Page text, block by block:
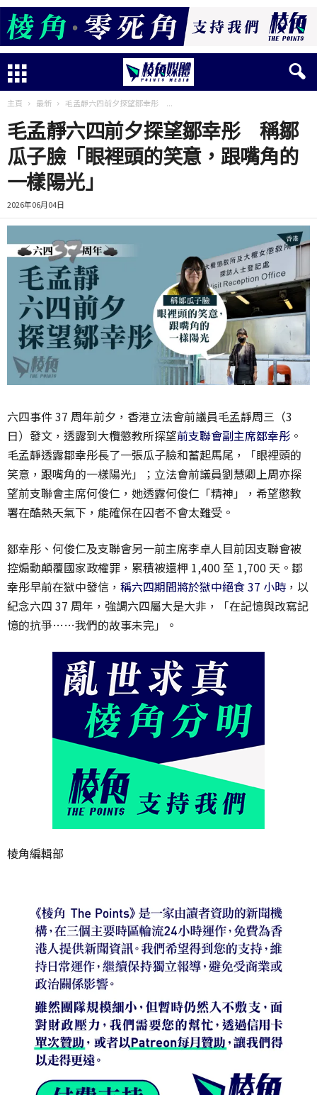
主頁 最新 毛孟靜六四前夕探望鄒幸彤 ...
毛孟靜六四前夕探望鄒幸彤 稱鄒
瓜子臉「眼裡頭的笑意，跟嘴角的
一樣陽光」
2026年06月04日
六四事件 37 周年前夕，香港立法會前議員毛孟靜周三（3
日）發文，透露到大欖懲教所探望前支聯會副主席鄒幸彤 。
毛孟靜透露鄒幸彤長了一張瓜子臉和蓄起馬尾，「眼裡頭的
笑意，跟嘴角的一樣陽光」；立法會前議員劉慧卿上周亦探
望前支聯會主席何俊仁，她透露何俊仁「精神」，希望懲教
署在酷熱天氣下，能確保在囚者不會太難受。
鄒幸彤、何俊仁及支聯會另一前主席李卓人目前因支聯會被
控煽動顛覆國家政權罪，累積被還柙 1,400 至 1,700 天。鄒
幸彤早前在獄中發信， 稱六四期間將於獄中絕食 37 小時 ，以
紀念六四 37 周年，強調六四屬大是大非，「在記憶與改寫記
憶的抗爭……我們的故事未完」。
棱角編輯部